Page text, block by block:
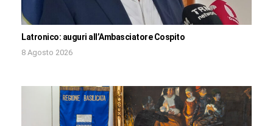
Latronico: auguri all’Ambasciatore Cospito
8 Agosto 2026